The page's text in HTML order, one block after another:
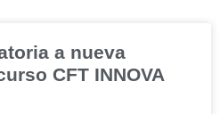
a nueva
CFT INNOVA